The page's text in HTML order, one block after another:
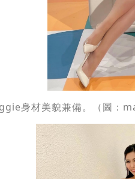
身材美貌兼備。（圖：